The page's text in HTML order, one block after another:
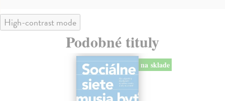
High-contrast mode
Podobné tituly
na sklade